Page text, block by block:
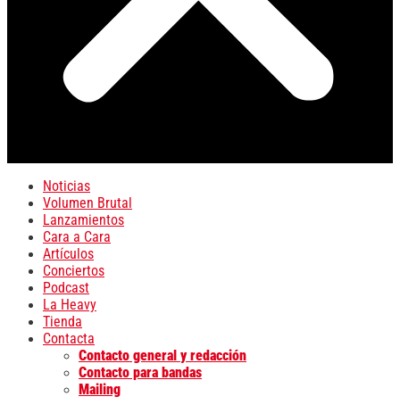
Noticias
Volumen Brutal
Lanzamientos
Cara a Cara
Artículos
Conciertos
Podcast
La Heavy
Tienda
Contacta
Contacto general y redacción
Contacto para bandas
Mailing